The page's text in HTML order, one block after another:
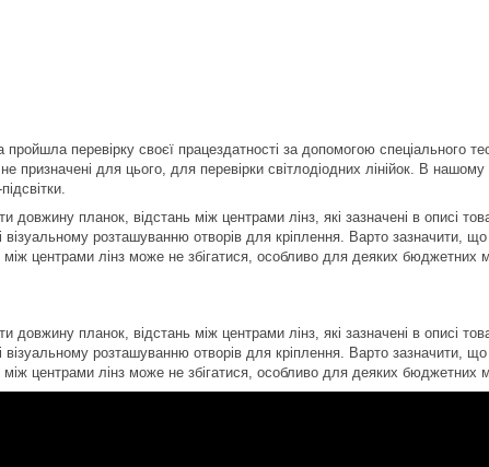
перевірку своєї працездатності за допомогою спеціального
призначені для цього, для перевірки світлодіодних лінійок. В
довжину планок, відстань між центрами лінз, які зазначені в описі
візуальному розташуванню отворів для кріплення. Варто зазначити,
центрами лінз може не збігатися, особливо для деяких бюджетних
довжину планок, відстань між центрами лінз, які зазначені в описі
візуальному розташуванню отворів для кріплення. Варто зазначити,
центрами лінз може не збігатися, особливо для деяких бюджетних